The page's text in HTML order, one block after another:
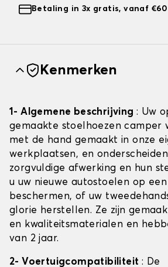
Betaling in 3x gratis, vanaf
Kenmerken
1- Algemene beschrijving : Uw
gemaakte stoelhoezen camper
met de hand gemaakt in onze
werkplaatsen, en
zorgvuldige afwerking en hun
u uw nieuwe autostoelen op
beschermen, of uw
glorie herstellen. Ze zijn
en kwaliteitsmaterialen en
van 2 jaar.
2- Voertuigcompatibiliteit : De